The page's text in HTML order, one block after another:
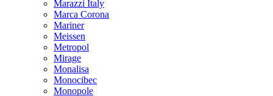
Marazzi Italy
Marca Corona
Mariner
Meissen
Metropol
Mirage
Monalisa
Monocibec
Monopole